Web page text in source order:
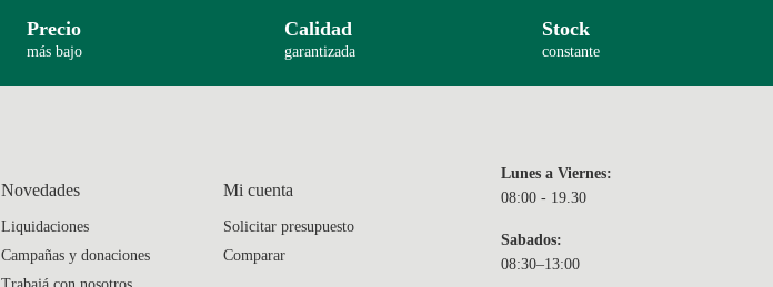
Precio
más bajo
Calidad
garantizada
Stock
constante
Novedades
Liquidaciones
Campañas y donaciones
Mi cuenta
Solicitar presupuesto
Comparar
Lunes a Viernes:
08:00 - 19.30
Sabados:
08:30–13:00